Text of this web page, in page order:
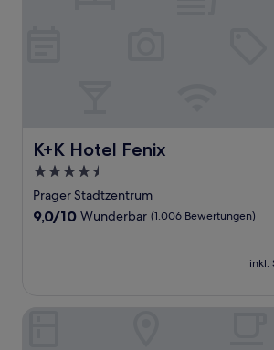
K+K Hotel Fenix
K+K Hotel Fenix
4.5-
Sterne-
Unterkunft
Prager Stadtzentrum
9.0
9,0/10 Wunderbar (1.006 Bewertungen)
inkl.